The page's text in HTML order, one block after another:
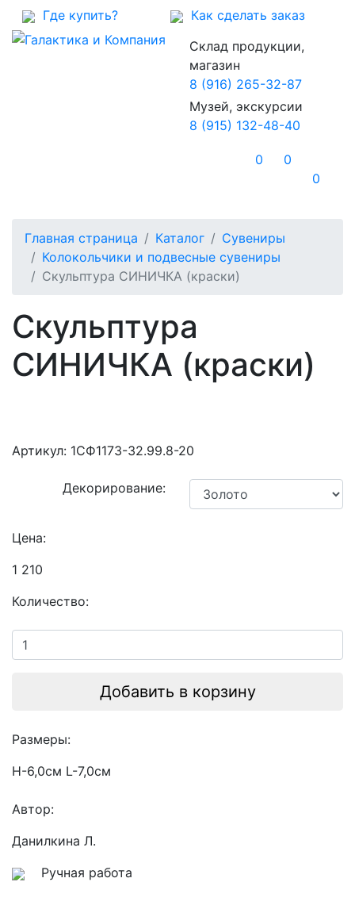
Где купить?
Как сделать заказ
Склад продукции,
магазин
8 (916) 265-32-87
Музей, экскурсии
8 (915) 132-48-40
0
0
0
Главная страница Каталог
Сувениры
Колокольчики и подвесные сувениры
Скульптура СИНИЧКА (краски)
Скульптура
СИНИЧКА (краски)
Артикул: 1СФ1173-32.99.8-20
Декорирование:
Цена:
1 210
Количество:
Добавить в корзину
Размеры:
H-6,0см L-7,0см
Автор:
Данилкина Л.
Ручная работа